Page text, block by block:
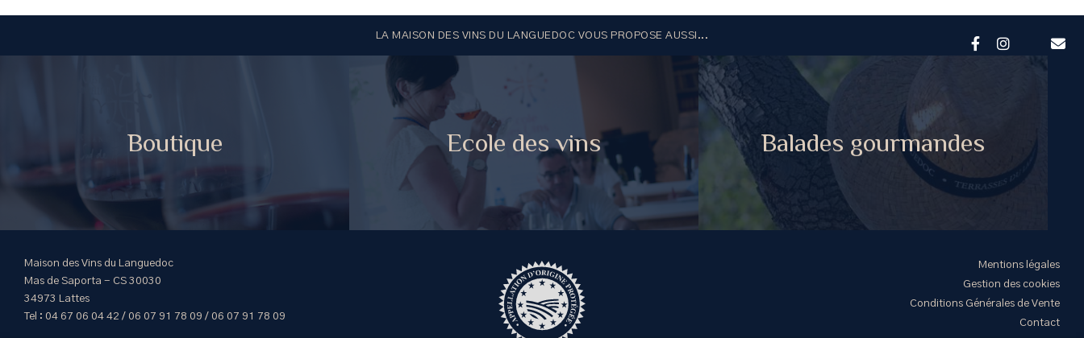
LA MAISON DES VINS DU LANGUEDOC VOUS PROPOSE AUSSI...
Boutique Ecole des vins Balades gourmandes
Maison des Vins du Languedoc
Mas de Saporta - CS 30030
34973 Lattes
Tel : 04 67 06 04 42 / 06 07 91 78 09 / 06 07 91 78 09
Mentions légales
Gestion des cookies
Conditions Générales de Vente
Contact